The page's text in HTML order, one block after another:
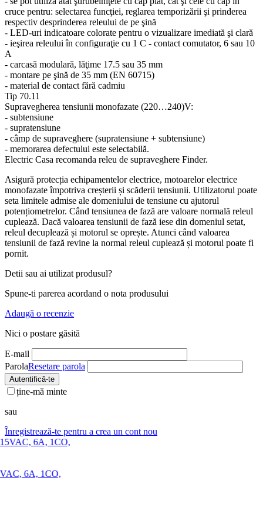
cruce pentru: selectarea funcţiei, reglarea temporizării şi prinderea
respectiv desprinderea releului de pe şină
- LED-uri indicatoare colorate pentru o vizualizare imediată şi clară
- ieşirea releului în configuraţie cu 1 C - contact comutator, 6 sau 10
A
- carcasă modulară, lăţime 17.5 sau 35 mm
- montare pe şină de 35 mm (EN 60715)
- material de contact fără cadmiu
Tip 70.11
Supravegherea tensiunii monofazate (220…240)V:
- subtensiune
- supratensiune
- câmp de supraveghere (supratensiune + subtensiune)
- memorarea defectului este selectabilă.
Electric Casa recomanda releu de supraveghere Finder.
Asigură protecția echipamentelor electrice, motoarelor electrice
monofazate împotriva creșterii și scăderii tensiunii. Utilizatorul poate
seta limitele admise ale domeniului de tensiune cu ajutorul
potențiometrelor. Când tensiunea de fază are valoare normală releul
cuplează. Dacă valoarea tensiunii de fază iese din domeniul setat,
releul decuplează și motorul se oprește. Atunci când valoarea
tensiunii de fază revine la normal releul cuplează și motorul poate fi
pornit.
Detii sau ai utilizat produsul?
Spune-ti parerea acordand o nota produsului
Adaugă o recenzie
Nici o postare găsită
E-mail
ParolaResetare parola
Autentifică-te
ține-mă minte
sau
Înregistrează-te pentru a crea un cont nou